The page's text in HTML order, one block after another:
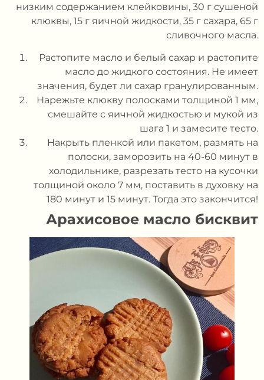
низким содержанием клейковины, 30 г сушеной
клюквы, 15 г яичной жидкости, 35 г сахара, 65 г
сливочного масла.
Растопите масло и белый сахар и растопите
масло до жидкого состояния. Не имеет
значения, будет ли сахар гранулированным.
Нарежьте клюкву полосками толщиной 1 мм,
смешайте с яичной жидкостью и мукой из
шага 1 и замесите тесто.
Накрыть пленкой или пакетом, размять на
полоски, заморозить на 40-60 минут в
холодильнике, разрезать тесто на кусочки
толщиной около 7 мм, поставить в духовку на
180 минут и 15 минут. Тогда это закончится!
Арахисовое масло бисквит